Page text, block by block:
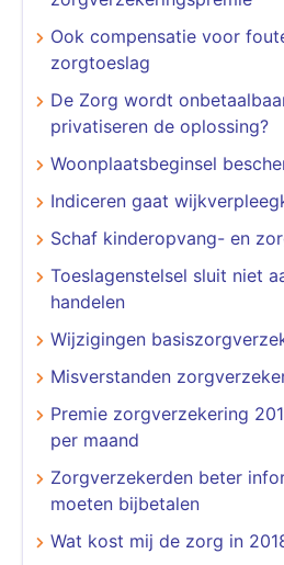
Ook compensatie voor
zorgtoeslag
De Zorg wordt
privatiseren de oplossing?
Woonplaatsbeginsel
Indiceren gaat
Schaf kinderopvang- en
Toeslagenstelsel sluit niet
handelen
Wijzigingen
Misverstanden
Premie zorgverzekering
per maand
Zorgverzekerden beter
moeten bijbetalen
Wat kost mij de zorg in